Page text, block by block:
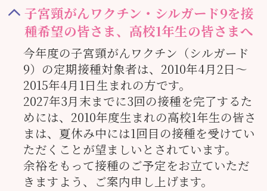
子宮頸がんワクチン・シルガード9を接
種希望の皆さま、高校1年生の皆さまへ
今年度の子宮頸がんワクチン（シルガード
9）の定期接種対象者は、2010年4月2日～
2015年4月1日生まれの方です。
2027年3月末までに3回の接種を完了するた
めには、2010年度生まれの高校1年生の皆さ
まは、夏休み中には1回目の接種を受けてい
ただくことが望ましいとされています。
余裕をもって接種のご予定をお立ていただ
きますよう、ご案内申し上げます。